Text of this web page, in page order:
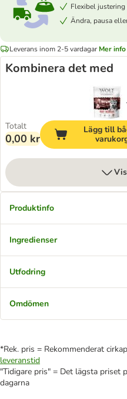
Flexibel
Ändra, pausa
Leverans inom 2-5 vardagar Mer info
Kombinera det med
Totalt
0,00 kr
Lägg till
Produktinfo
Ingredienser
Utfodring
Omdömen
*Rek. pris = Rekommenderat
leveranstid
"Tidigare pris" = Det lägsta priset
dagarna